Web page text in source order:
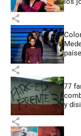
share
share
77
y
share